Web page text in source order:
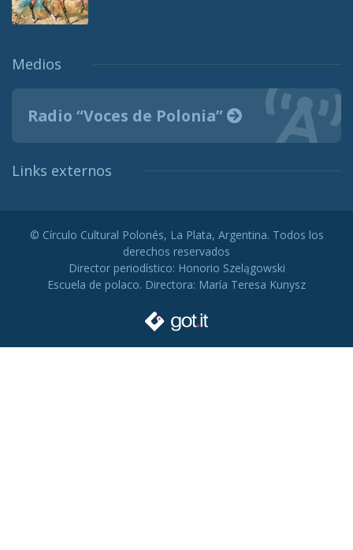
Medios
Radio “Voces de Polonia”
Links externos
© Círculo Cultural Polonés, La Plata, Argentina. Todos los
derechos reservados
Director periodístico: Honorio Szelągowski
Escuela de polaco. Directora: María Teresa Kunysz